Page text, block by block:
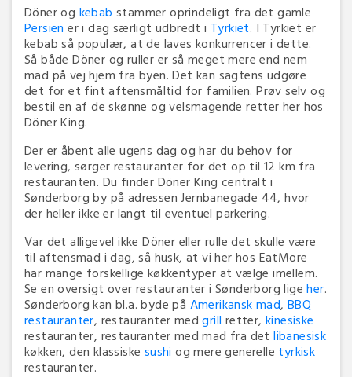
Döner og kebab stammer oprindeligt fra det gamle
Persien er i dag særligt udbredt i Tyrkiet. I Tyrkiet er
kebab så populær, at de laves konkurrencer i dette.
Så både Döner og ruller er så meget mere end nem
mad på vej hjem fra byen. Det kan sagtens udgøre
det for et fint aftensmåltid for familien. Prøv selv og
bestil en af de skønne og velsmagende retter her hos
Döner King.
Der er åbent alle ugens dag og har du behov for
levering, sørger restauranter for det op til 12 km fra
restauranten. Du finder Döner King centralt i
Sønderborg by på adressen Jernbanegade 44, hvor
der heller ikke er langt til eventuel parkering.
Var det alligevel ikke Döner eller rulle det skulle være
til aftensmad i dag, så husk, at vi her hos EatMore
har mange forskellige køkkentyper at vælge imellem.
Se en oversigt over restauranter i Sønderborg ligeher.
Sønderborg kan bl.a. byde på Amerikansk mad,BBQ
restauranter, restauranter medgrill retter,kinesiske
restauranter, restauranter med mad fra detlibanesisk
køkken, den klassiske sushi og mere generelle tyrkisk
restauranter.